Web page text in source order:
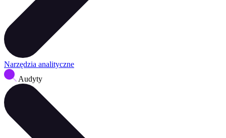
Narzędzia analityczne
Audyty